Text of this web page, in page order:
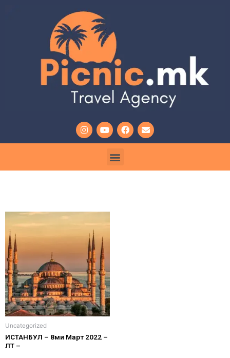
Uncategorized
ИСТАНБУЛ – 8ми Март 2022 –
ЛТ –